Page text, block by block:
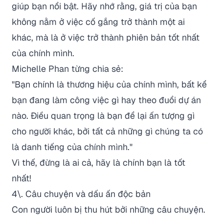
giúp bạn nổi bật. Hãy nhớ rằng, giá trị của bạn
không nằm ở việc cố gắng trở thành một ai
khác, mà là ở việc trở thành phiên bản tốt nhất
của chính mình.
Michelle Phan từng chia sẻ:
"Bạn chính là thương hiệu của chính mình, bất kể
bạn đang làm công việc gì hay theo đuổi dự án
nào. Điều quan trọng là bạn để lại ấn tượng gì
cho người khác, bởi tất cả những gì chúng ta có
là danh tiếng của chính mình."
Vì thế, đừng là ai cả, hãy là chính bạn là tốt
nhất!
4\. Câu chuyện và dấu ấn độc bản
Con người luôn bị thu hút bởi những câu chuyện.